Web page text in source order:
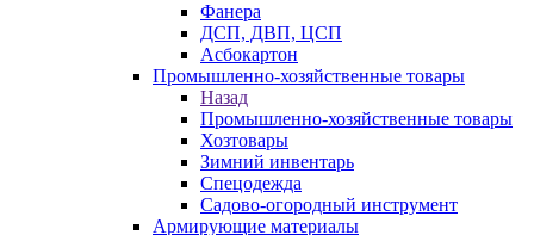
Фанера
ДСП, ДВП, ЦСП
Асбокартон
Промышленно-хозяйственные товары
Назад
Промышленно-хозяйственные товары
Хозтовары
Зимний инвентарь
Спецодежда
Садово-огородный инструмент
Армирующие материалы